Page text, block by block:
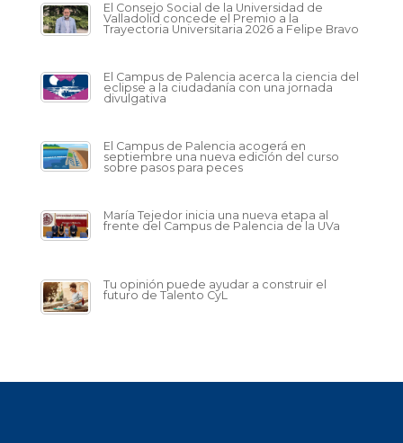
El Consejo Social de la Universidad de
Valladolid concede el Premio a la
Trayectoria Universitaria 2026 a Felipe Bravo
El Campus de Palencia acerca la ciencia del
eclipse a la ciudadanía con una jornada
divulgativa
El Campus de Palencia acogerá en
septiembre una nueva edición del curso
sobre pasos para peces
María Tejedor inicia una nueva etapa al
frente del Campus de Palencia de la UVa
Tu opinión puede ayudar a construir el
futuro de Talento CyL